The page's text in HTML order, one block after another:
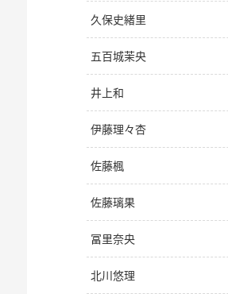
久保史緒里
五百城茉央
井上和
伊藤理々杏
佐藤楓
佐藤璃果
冨里奈央
北川悠理